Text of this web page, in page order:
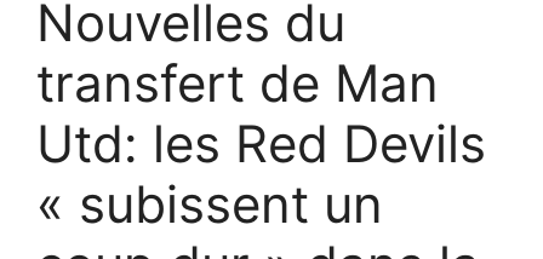
Nouvelles du
transfert de Man
Utd: les Red Devils
« subissent un